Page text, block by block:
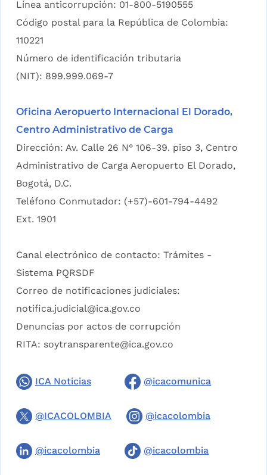
Línea anticorrupción: 01-800-5190555
Código postal para la República de Colombia:
110221
Número de identificación tributaria
(NIT): 899.999.069-7
Oficina Aeropuerto Internacional El Dorado,
Centro Administrativo de Carga
Dirección: Av. Calle 26 N° 106-39. piso 3, Centro
Administrativo de Carga Aeropuerto El Dorado,
Bogotá, D.C.
Teléfono Conmutador: (+57)-601-794-4492
Ext. 1901
Canal electrónico de contacto: Trámites -
Sistema PQRSDF
Correo de notificaciones judiciales:
notifica.judicial@ica.gov.co
Denuncias por actos de corrupción
RITA: soytransparente@ica.gov.co
ICA Noticias @icacomunica
@ICACOLOMBIA @icacolombia
@icacolombia @icacolombia